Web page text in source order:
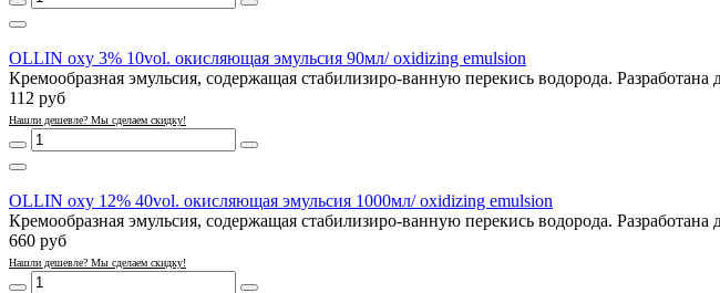
OLLIN oxy 3% 10vol. окисляющая эмульсия 90мл/ oxidizing emulsion
Кремообразная эмульсия, содержащая стабилизиро-ванную перекись водорода. Разработана
112 руб
Нашли дешевле? Мы сделаем скидку!
OLLIN oxy 12% 40vol. окисляющая эмульсия 1000мл/ oxidizing emulsion
Кремообразная эмульсия, содержащая стабилизиро-ванную перекись водорода. Разработана
660 руб
Нашли дешевле? Мы сделаем скидку!